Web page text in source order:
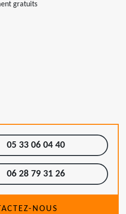
gratuits
05 33 06 04 40
06 28 79 31 26
NOUS